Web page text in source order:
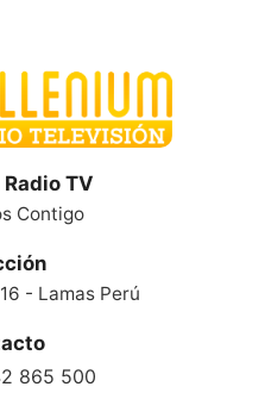
TV
Contigo
- Lamas Perú
865 500